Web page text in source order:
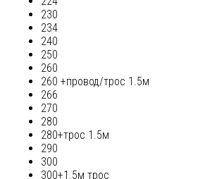
230
234
240
250
260
260 +провод/трос 1.5м
266
270
280
280+трос 1.5м
290
300
300+1.5м трос